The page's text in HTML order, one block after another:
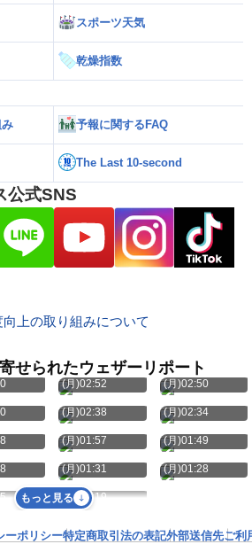
スポーツ天気
乾燥指数
予報に関するFAQ
The Last 10-second
公式SNS
上の取り組みについて
せられたウェザーリポート
8月10日
(月)02:52
8月10日
(月)02:50
8月10日
(月)02:38
8月10日
(月)02:34
8月10日
(月)01:57
8月10日
(月)01:49
8月10日
(月)01:31
8月10日
(月)01:28
8月10日
(月)00:19
もっと見る
ーポリシー特定商取引法の表記外部送信先ご利